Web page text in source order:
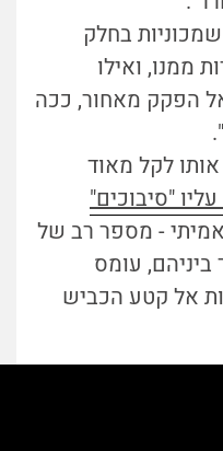
בחלק
ממנו, ואילו
הפקק מאחור, ככה
לקל מאוד
"סיבוכים"
- מספר רב של
עומס
אל קטע הכביש